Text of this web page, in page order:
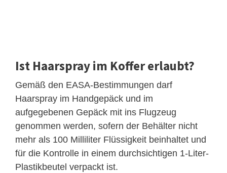
Ist Haarspray im Koffer erlaubt?
Gemäß den EASA-Bestimmungen darf
Haarspray im Handgepäck und im
aufgegebenen Gepäck mit ins Flugzeug
genommen werden, sofern der Behälter nicht
mehr als 100 Milliliter Flüssigkeit beinhaltet und
für die Kontrolle in einem durchsichtigen 1-Liter-
Plastikbeutel verpackt ist.